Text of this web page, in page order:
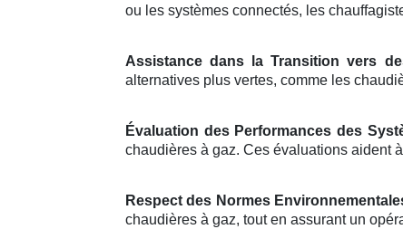
ou les systèmes connectés, les
Assistance dans la Transition vers
alternatives plus vertes, comme les
Évaluation des Performances des
chaudières à gaz. Ces évaluations aident
Respect des Normes
chaudières à gaz, tout en assurant un